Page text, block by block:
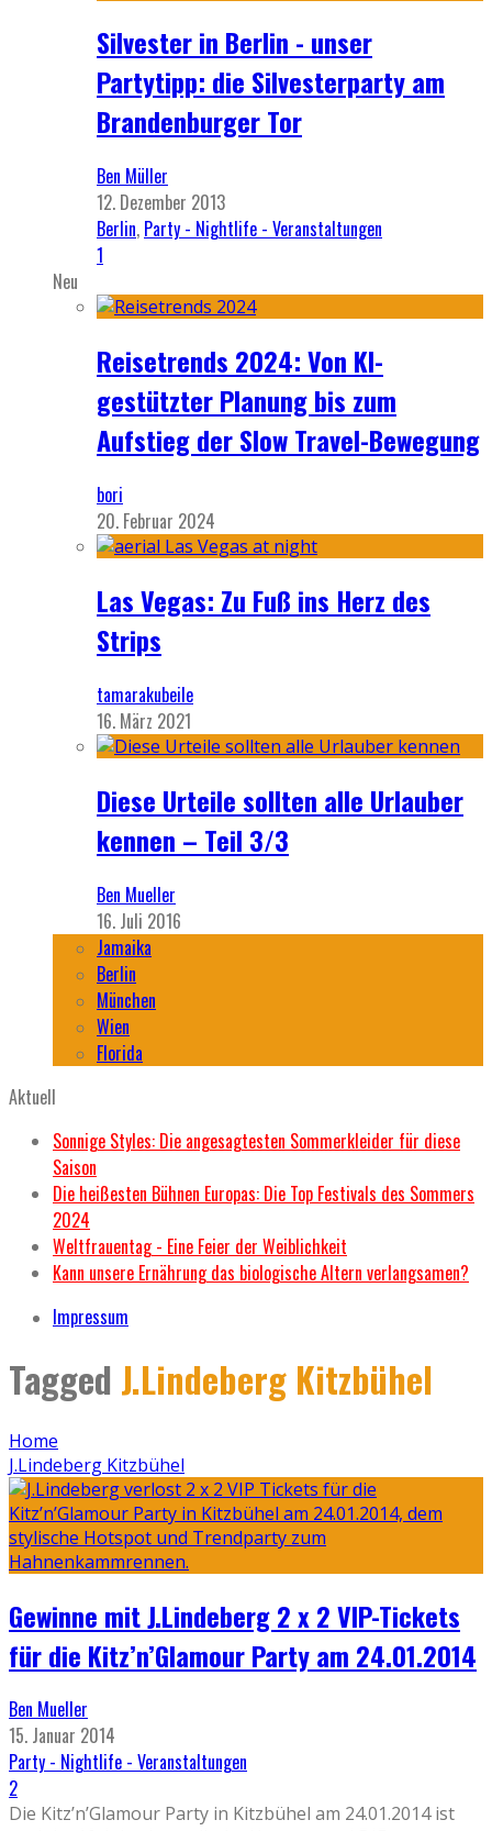
Silvester in Berlin - unser
Partytipp: die Silvesterparty am
Brandenburger Tor
Ben Müller
12. Dezember 2013
Berlin, Party - Nightlife - Veranstaltungen
1
Neu
Reisetrends 2024: Von KI-
gestützter Planung bis zum
Aufstieg der Slow Travel-Bewegung
bori
20. Februar 2024
Las Vegas: Zu Fuß ins Herz des
Strips
tamarakubeile
16. März 2021
Diese Urteile sollten alle Urlauber
kennen – Teil 3/3
Ben Mueller
16. Juli 2016
Jamaika
Berlin
München
Wien
Florida
Aktuell
Sonnige Styles: Die angesagtesten Sommerkleider für diese
Saison
Die heißesten Bühnen Europas: Die Top Festivals des Sommers
2024
Weltfrauentag - Eine Feier der Weiblichkeit
Kann unsere Ernährung das biologische Altern verlangsamen?
Impressum
Tagged J.Lindeberg Kitzbühel
Home
J.Lindeberg Kitzbühel
Gewinne mit J.Lindeberg 2 x 2 VIP-Tickets
für die Kitz’n’Glamour Party am 24.01.2014
Ben Mueller
15. Januar 2014
Party - Nightlife - Veranstaltungen
2
Die Kitz’n’Glamour Party in Kitzbühel am 24.01.2014 ist